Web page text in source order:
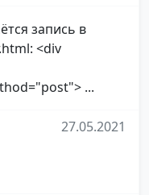
запись в
<div
...
27.05.2021